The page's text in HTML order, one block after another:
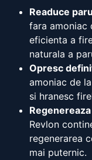
Readuce
fara amoniac
eficienta a
naturala a
Opresc
amoniac de
si hranesc
Revlon
regenerarea
mai puternic.